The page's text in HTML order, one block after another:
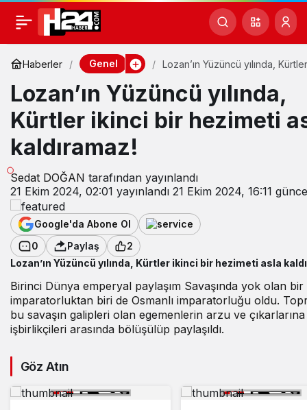
Haberler Genel
Lozan’ın Yüzüncü yılında,
Lozan’ın Yüzüncü yılında,
Kürtler ikinci bir hezimeti
kaldıramaz!
Sedat DOĞAN tarafından yayınlandı
21 Ekim 2024, 02:01 yayınlandı 21 Ekim 2024, 16:11
Google'da Abone Ol
0
Paylaş
2
Lozan’ın Yüzüncü yılında, Kürtler ikinci bir hezimeti asla
Birinci Dünya emperyal paylaşım Savaşında yok olan bir
imparatorluktan biri de Osmanlı imparatorluğu oldu.
bu savaşın galipleri olan egemenlerin arzu ve
işbirlikçileri arasında bölüşülüp paylaşıldı.
Göz Atın